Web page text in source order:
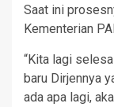
Saat ini
Kementerian
“Kita lagi
baru Dirjennya
ada apa lagi,